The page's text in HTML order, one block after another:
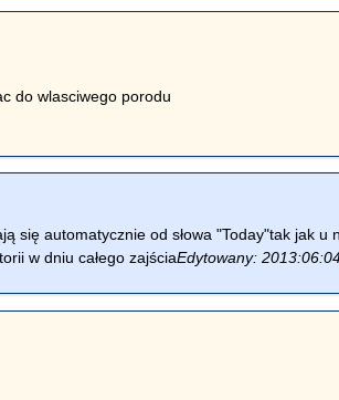
do wlasciwego porodu
się automatycznie od słowa "Today"tak jak u
w dniu całego zajściaEdytowany: